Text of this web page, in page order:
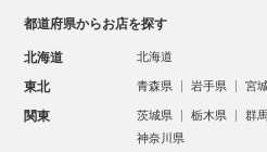
都道府県からお店を探す
北海道 北海道
東北 青森県 岩手県 宮
関東 茨城県 栃木県 群
神奈川県